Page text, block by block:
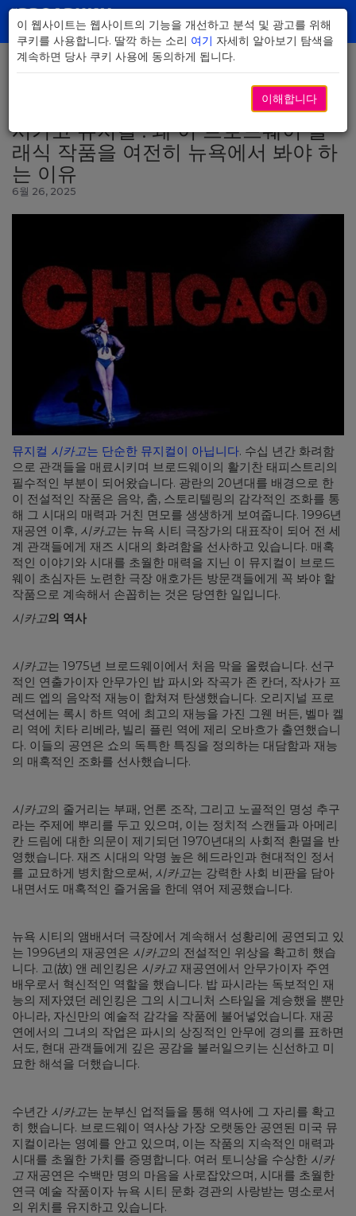
Skip
Main
Content
시카고 뮤지컬 : 왜 이 브로드웨이 클
래식 작품을 여전히 뉴욕에서 봐야 하
는 이유
6월 26, 2025
뮤지컬 시카고는 단순한 뮤지컬이 아닙니다. 수십 년간 화려함
으로 관객들을 매료시키며 브로드웨이의 활기찬 태피스트리의
필수적인 부분이 되어왔습니다. 광란의 20년대를 배경으로 한
이 전설적인 작품은 음악, 춤, 스토리텔링의 감각적인 조화를 통
해 그 시대의 매력과 거친 면모를 생생하게 보여줍니다. 1996년
재공연 이후, 시카고는 뉴욕 시티 극장가의 대표작이 되어 전 세
계 관객들에게 재즈 시대의 화려함을 선사하고 있습니다. 매혹
적인 이야기와 시대를 초월한 매력을 지닌 이 뮤지컬이 브로드
웨이 초심자든 노련한 극장 애호가든 방문객들에게 꼭 봐야 할
작품으로 계속해서 손꼽히는 것은 당연한 일입니다.
시카고의 역사
시카고는 1975년 브로드웨이에서 처음 막을 올렸습니다. 선구
적인 연출가이자 안무가인 밥 파시와 작곡가 존 칸더, 작사가 프
레드 엡의 음악적 재능이 합쳐져 탄생했습니다. 오리지널 프로
덕션에는 록시 하트 역에 최고의 재능을 가진 그웬 버든, 벨마 켈
리 역에 치타 리베라, 빌리 플린 역에 제리 오바흐가 출연했습니
다. 이들의 공연은 쇼의 독특한 특징을 정의하는 대담함과 재능
의 매혹적인 조화를 선사했습니다.
시카고의 줄거리는 부패, 언론 조작, 그리고 노골적인 명성 추구
라는 주제에 뿌리를 두고 있으며, 이는 정치적 스캔들과 아메리
칸 드림에 대한 의문이 제기되던 1970년대의 사회적 환멸을 반
영했습니다. 재즈 시대의 악명 높은 헤드라인과 현대적인 정서
를 교묘하게 병치함으로써, 시카고는 강력한 사회 비판을 담아
내면서도 매혹적인 즐거움을 한데 엮어 제공했습니다.
뉴욕 시티의 앰배서더 극장에서 계속해서 성황리에 공연되고 있
는 1996년의 재공연은 시카고의 전설적인 위상을 확고히 했습
니다. 고(故) 앤 레인킹은 시카고 재공연에서 안무가이자 주연
배우로서 혁신적인 역할을 했습니다. 밥 파시라는 독보적인 재
능의 제자였던 레인킹은 그의 시그니처 스타일을 계승했을 뿐만
아니라, 자신만의 예술적 감각을 작품에 불어넣었습니다. 재공
연에서의 그녀의 작업은 파시의 상징적인 안무에 경의를 표하면
서도, 현대 관객들에게 깊은 공감을 불러일으키는 신선하고 미
묘한 해석을 더했습니다.
수년간 시카고는 눈부신 업적들을 통해 역사에 그 자리를 확고
히 했습니다. 브로드웨이 역사상 가장 오랫동안 공연된 미국 뮤
지컬이라는 영예를 안고 있으며, 이는 작품의 지속적인 매력과
시대를 초월한 가치를 증명합니다. 여러 토니상을 수상한 시카
고 재공연은 수백만 명의 마음을 사로잡았으며, 시대를 초월한
연극 예술 작품이자 뉴욕 시티 문화 경관의 사랑받는 명소로서
의 위치를 유지하고 있습니다.
이 웹사이트는 웹사이트의 기능을 개선하고 분석 및 광고를 위해
쿠키를 사용합니다. 딸깍 하는 소리 여기 자세히 알아보기 탐색을
계속하면 당사 쿠키 사용에 동의하게 됩니다.
이해합니다